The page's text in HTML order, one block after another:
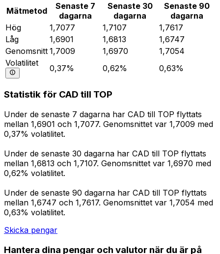
Mätmetod
Senaste 7
dagarna
Senaste 30
dagarna
Senaste 90
dagarna
Hög
1,7077 1,7107
1,7617
Låg
1,6901 1,6813
1,6747
Genomsnitt 1,7009 1,6970
1,7054
Volatilitet
0,37% 0,62% 0,63%
Statistik för CAD till TOP
Under de senaste 7 dagarna har CAD till TOP flyttats
mellan 1,6901 och 1,7077. Genomsnittet var 1,7009 med
0,37% volatilitet.
Under de senaste 30 dagarna har CAD till TOP flyttats
mellan 1,6813 och 1,7107. Genomsnittet var 1,6970 med
0,62% volatilitet.
Under de senaste 90 dagarna har CAD till TOP flyttats
mellan 1,6747 och 1,7617. Genomsnittet var 1,7054 med
0,63% volatilitet.
Skicka pengar
Hantera dina pengar och valutor när du är på